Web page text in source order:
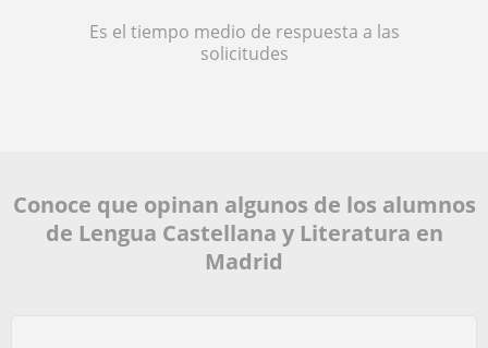
Es el tiempo medio de respuesta a las
solicitudes
Conoce que opinan algunos de los alumnos
de Lengua Castellana y Literatura en
Madrid